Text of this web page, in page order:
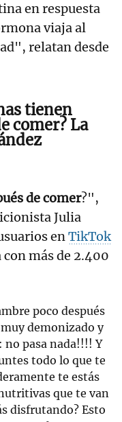
en respuesta
viaja al
relatan desde
tienen
comer? La
de comer?",
Julia
enTikTok
más de 2.400
poco después
demonizado y
no pasa nada!!!! Y
todo lo que te
te estás
que te van
disfrutando? Esto